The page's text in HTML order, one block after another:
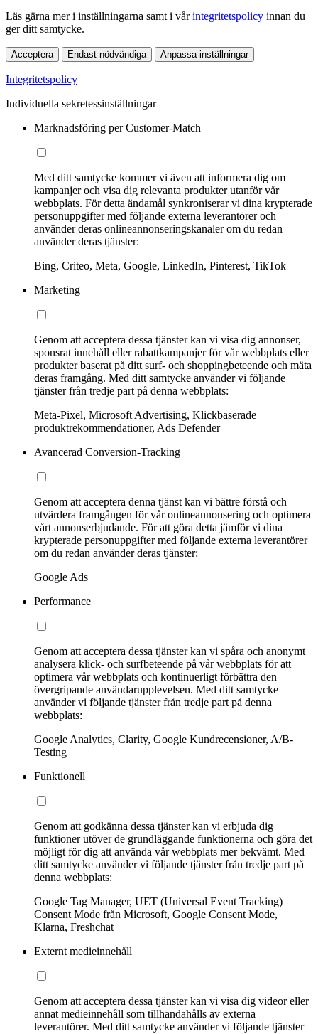
Läs gärna mer i inställningarna samt i vårintegritetspolicy innan du
ger ditt samtycke.
Acceptera Endast nödvändiga Anpassa inställningar
Integritetspolicy
Individuella sekretessinställningar
Marknadsföring per Customer-Match
Med ditt samtycke kommer vi även att informera dig om
kampanjer och visa dig relevanta produkter utanför vår
webbplats. För detta ändamål synkroniserar vi dina krypterade
personuppgifter med följande externa leverantörer och
använder deras onlineannonseringskanaler om du redan
använder deras tjänster:
Bing, Criteo, Meta, Google, LinkedIn, Pinterest, TikTok
Marketing
Genom att acceptera dessa tjänster kan vi visa dig annonser,
sponsrat innehåll eller rabattkampanjer för vår webbplats eller
produkter baserat på ditt surf- och shoppingbeteende och mäta
deras framgång. Med ditt samtycke använder vi följande
tjänster från tredje part på denna webbplats:
Meta-Pixel, Microsoft Advertising, Klickbaserade
produktrekommendationer, Ads Defender
Avancerad Conversion-Tracking
Genom att acceptera denna tjänst kan vi bättre förstå och
utvärdera framgången för vår onlineannonsering och optimera
vårt annonserbjudande. För att göra detta jämför vi dina
krypterade personuppgifter med följande externa leverantörer
om du redan använder deras tjänster:
Google Ads
Performance
Genom att acceptera dessa tjänster kan vi spåra och anonymt
analysera klick- och surfbeteende på vår webbplats för att
optimera vår webbplats och kontinuerligt förbättra den
övergripande användarupplevelsen. Med ditt samtycke
använder vi följande tjänster från tredje part på denna
webbplats:
Google Analytics, Clarity, Google Kundrecensioner, A/B-
Testing
Funktionell
Genom att godkänna dessa tjänster kan vi erbjuda dig
funktioner utöver de grundläggande funktionerna och göra det
möjligt för dig att använda vår webbplats mer bekvämt. Med
ditt samtycke använder vi följande tjänster från tredje part på
denna webbplats:
Google Tag Manager, UET (Universal Event Tracking)
Consent Mode från Microsoft, Google Consent Mode,
Klarna, Freshchat
Externt medieinnehåll
Genom att acceptera dessa tjänster kan vi visa dig videor eller
annat medieinnehåll som tillhandahålls av externa
leverantörer. Med ditt samtycke använder vi följande tjänster